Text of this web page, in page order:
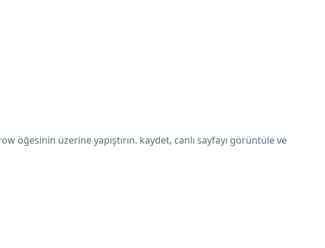
üzerine yapıştırın. kaydet, canlı sayfayı görüntüle ve